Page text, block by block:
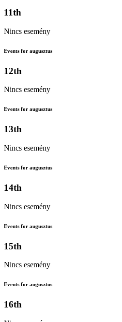
11th
Nincs esemény
Events for augusztus
12th
Nincs esemény
Events for augusztus
13th
Nincs esemény
Events for augusztus
14th
Nincs esemény
Events for augusztus
15th
Nincs esemény
Events for augusztus
16th